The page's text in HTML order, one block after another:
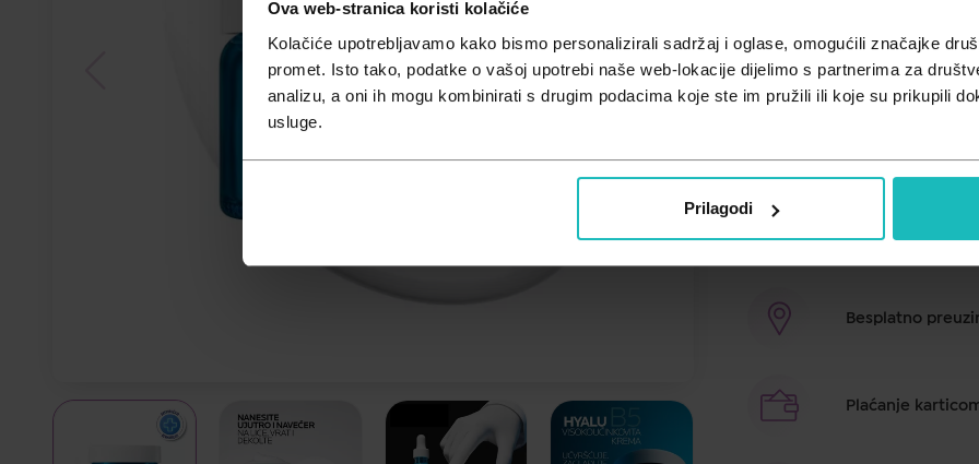
Ova web-stranica koristi kolačiće
Kolačiće upotrebljavamo kako bismo personalizirali sadržaj i oglase, omogućili značajke
promet. Isto tako, podatke o vašoj upotrebi naše web-lokacije dijelimo s partnerima za
analizu, a oni ih mogu kombinirati s drugim podacima koje ste im pružili ili koje su prikupili
usluge.
Prilagodi
La Roche-Posay Hyalu B5
hidratacije, obnavlja i jača
bore djeluju vidljivo umanjeno,
sve tipove kože. Sastojci
Besplatno
Plaćanje